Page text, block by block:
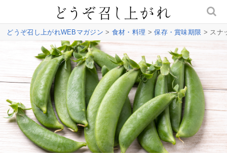
どうぞ召し上がれWEBマガジン > 食材・料理 >保存・賞味期限 > スナ